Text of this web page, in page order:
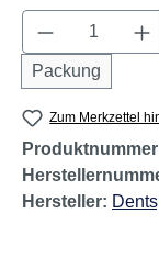
Produkt
Packung
Zum Merkzettel
Hersteller: